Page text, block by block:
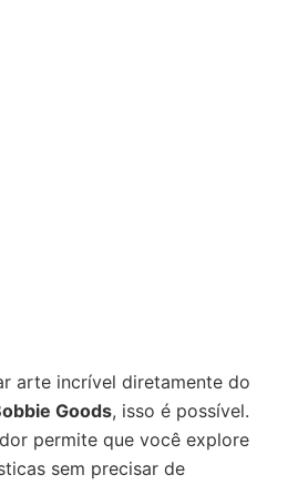
arte incrível diretamente do
Goods, isso é possível.
permite que você explore
sem precisar de